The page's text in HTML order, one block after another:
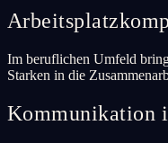
Im beruflichen Umfeld
Starken in die
Kommunikation